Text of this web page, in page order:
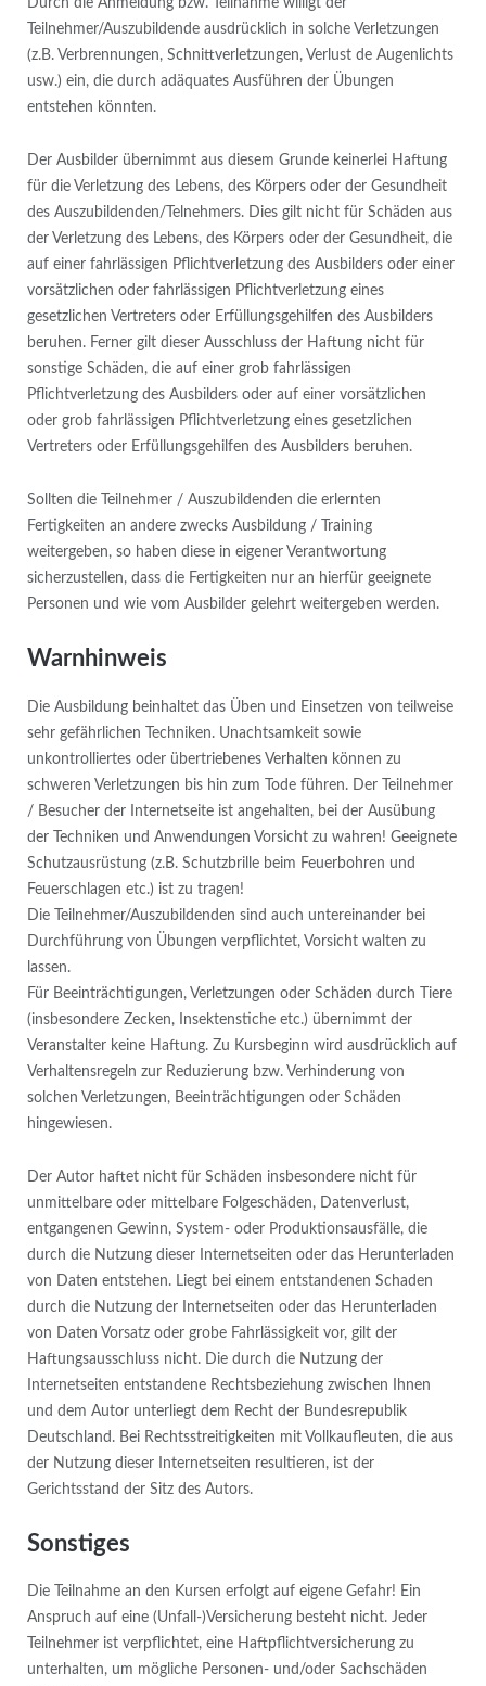
Durch die Anmeldung bzw. Teilnahme willigt der
Teilnehmer/Auszubildende ausdrücklich in solche Verletzungen
(z.B. Verbrennungen, Schnittverletzungen, Verlust de Augenlichts
usw.) ein, die durch adäquates Ausführen der Übungen
entstehen könnten.
Der Ausbilder übernimmt aus diesem Grunde keinerlei Haftung
für die Verletzung des Lebens, des Körpers oder der Gesundheit
des Auszubildenden/Telnehmers. Dies gilt nicht für Schäden aus
der Verletzung des Lebens, des Körpers oder der Gesundheit, die
auf einer fahrlässigen Pflichtverletzung des Ausbilders oder einer
vorsätzlichen oder fahrlässigen Pflichtverletzung eines
gesetzlichen Vertreters oder Erfüllungsgehilfen des Ausbilders
beruhen. Ferner gilt dieser Ausschluss der Haftung nicht für
sonstige Schäden, die auf einer grob fahrlässigen
Pflichtverletzung des Ausbilders oder auf einer vorsätzlichen
oder grob fahrlässigen Pflichtverletzung eines gesetzlichen
Vertreters oder Erfüllungsgehilfen des Ausbilders beruhen.
Sollten die Teilnehmer / Auszubildenden die erlernten
Fertigkeiten an andere zwecks Ausbildung / Training
weitergeben, so haben diese in eigener Verantwortung
sicherzustellen, dass die Fertigkeiten nur an hierfür geeignete
Personen und wie vom Ausbilder gelehrt weitergeben werden.
Warnhinweis
Die Ausbildung beinhaltet das Üben und Einsetzen von teilweise
sehr gefährlichen Techniken. Unachtsamkeit sowie
unkontrolliertes oder übertriebenes Verhalten können zu
schweren Verletzungen bis hin zum Tode führen. Der Teilnehmer
/ Besucher der Internetseite ist angehalten, bei der Ausübung
der Techniken und Anwendungen Vorsicht zu wahren! Geeignete
Schutzausrüstung (z.B. Schutzbrille beim Feuerbohren und
Feuerschlagen etc.) ist zu tragen!
Die Teilnehmer/Auszubildenden sind auch untereinander bei
Durchführung von Übungen verpflichtet, Vorsicht walten zu
lassen.
Für Beeinträchtigungen, Verletzungen oder Schäden durch Tiere
(insbesondere Zecken, Insektenstiche etc.) übernimmt der
Veranstalter keine Haftung. Zu Kursbeginn wird ausdrücklich auf
Verhaltensregeln zur Reduzierung bzw. Verhinderung von
solchen Verletzungen, Beeinträchtigungen oder Schäden
hingewiesen.
Der Autor haftet nicht für Schäden insbesondere nicht für
unmittelbare oder mittelbare Folgeschäden, Datenverlust,
entgangenen Gewinn, System- oder Produktionsausfälle, die
durch die Nutzung dieser Internetseiten oder das Herunterladen
von Daten entstehen. Liegt bei einem entstandenen Schaden
durch die Nutzung der Internetseiten oder das Herunterladen
von Daten Vorsatz oder grobe Fahrlässigkeit vor, gilt der
Haftungsausschluss nicht. Die durch die Nutzung der
Internetseiten entstandene Rechtsbeziehung zwischen Ihnen
und dem Autor unterliegt dem Recht der Bundesrepublik
Deutschland. Bei Rechtsstreitigkeiten mit Vollkaufleuten, die aus
der Nutzung dieser Internetseiten resultieren, ist der
Gerichtsstand der Sitz des Autors.
Sonstiges
Die Teilnahme an den Kursen erfolgt auf eigene Gefahr! Ein
Anspruch auf eine (Unfall-)Versicherung besteht nicht. Jeder
Teilnehmer ist verpflichtet, eine Haftpflichtversicherung zu
unterhalten, um mögliche Personen- und/oder Sachschäden